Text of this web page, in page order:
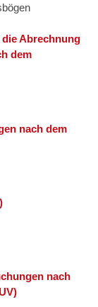
Abrechnung
dem
nach dem
)
nach